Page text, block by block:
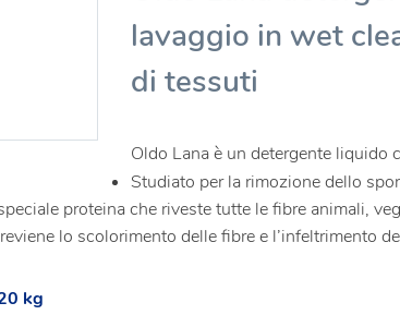
lavaggio in wet
di tessuti
Oldo Lana è un detergente liquido
Studiato per la rimozione dello
proteina che riveste tutte le fibre animali,
lo scolorimento delle fibre e l’infeltrimento
kg